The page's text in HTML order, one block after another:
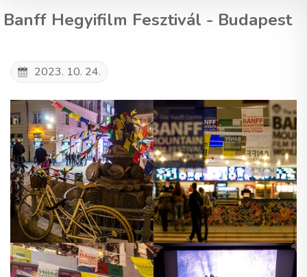
Banff Hegyifilm Fesztivál - Budapest
2023. 10. 24.